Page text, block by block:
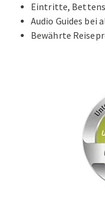
Eintritte,
Audio Guides bei
Bewährte